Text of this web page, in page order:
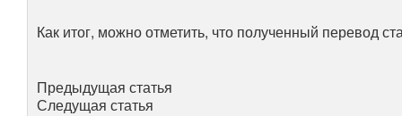
Как итог, можно отметить, что полученный перевод
Предыдущая статья
Следущая статья